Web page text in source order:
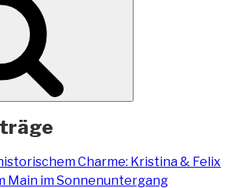
Charme: Kristina & Felix
Main im Sonnenuntergang